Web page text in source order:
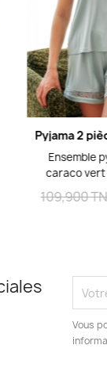
Ensemble
caraco vert
viscose
de dentelle
109,900
Vous